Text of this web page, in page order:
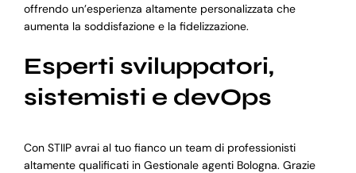
offrendo un’esperienza altamente personalizzata che
aumenta la soddisfazione e la fidelizzazione.
Esperti sviluppatori,
sistemisti e devOps
Con STIIP avrai al tuo fianco un team di professionisti
altamente qualificati in Gestionale agenti Bologna. Grazie